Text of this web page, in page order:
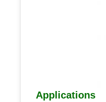
Applications